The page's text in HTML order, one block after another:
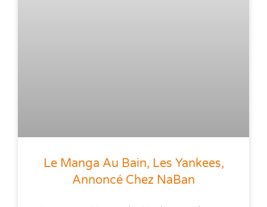
Le Manga Au Bain, Les Yankees,
Annoncé Chez NaBan